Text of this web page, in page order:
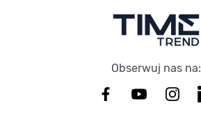
Obserwuj nas na: